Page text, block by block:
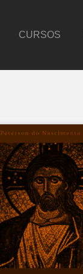
CURSOS